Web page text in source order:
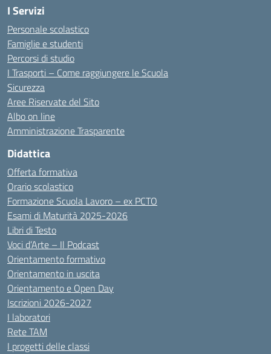
I Servizi
Personale scolastico
Famiglie e studenti
Percorsi di studio
I Trasporti – Come raggiungere le Scuola
Sicurezza
Aree Riservate del Sito
Albo on line
Amministrazione Trasparente
Didattica
Offerta formativa
Orario scolastico
Formazione Scuola Lavoro – ex PCTO
Esami di Maturità 2025-2026
Libri di Testo
Voci d’Arte – Il Podcast
Orientamento formativo
Orientamento in uscita
Orientamento e Open Day
Iscrizioni 2026-2027
I laboratori
Rete TAM
I progetti delle classi